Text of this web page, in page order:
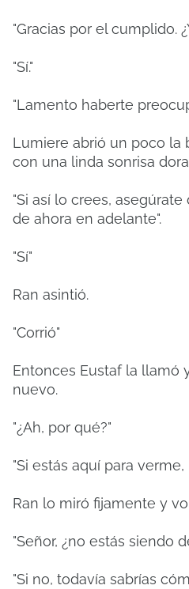
"Gracias por el cumplido.
"Sí."
"Lamento haberte
Lumiere abrió un poco la
con una linda sonrisa
"Si así lo crees,
de ahora en adelante".
"Sí"
Ran asintió.
"Corrió"
Entonces Eustaf la llamó
nuevo.
"¿Ah, por qué?"
"Si estás aquí para
Ran lo miró fijamente y
"Señor, ¿no estás siendo
"Si no, todavía sabrías